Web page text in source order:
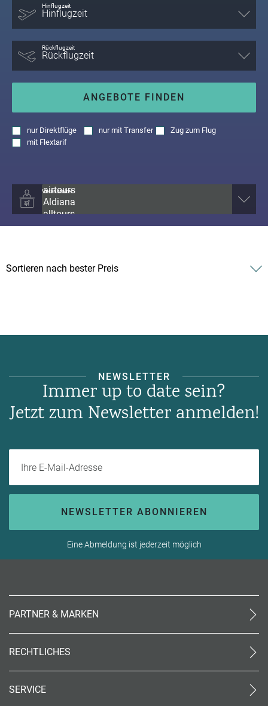
ANGEBOTE FINDEN
nur Direktflüge nurmit Transfer
Zug zum Flug
mit Flextarif
Hinflugzeit
Rückflugzeit
Veranstalter
NEWSLETTER
Immer up to date sein?
Jetzt zum Newsletter anmelden!
NEWSLETTER ABONNIEREN
Eine Abmeldung ist jederzeit möglich
PARTNER & MARKEN
meinreisespezialist
Reiseland
OTTO Reisen
RECHTLICHES
Datenschutz
SERVICE